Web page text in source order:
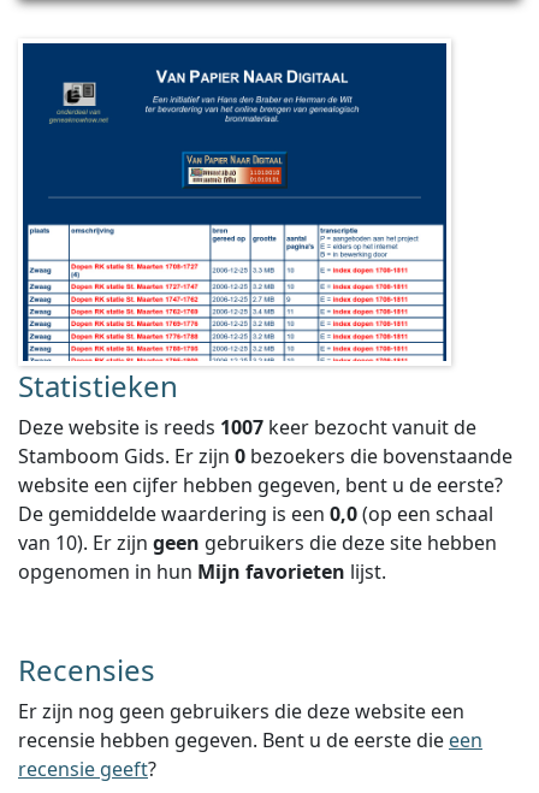
Statistieken
Deze website is reeds 1007 keer bezocht vanuit de
Stamboom Gids. Er zijn 0 bezoekers die bovenstaande
website een cijfer hebben gegeven, bent u de eerste?
De gemiddelde waardering is een 0,0(op een schaal
van 10). Er zijn geen gebruikers die deze site hebben
opgenomen in hun Mijn favorieten lijst.
Recensies
Er zijn nog geen gebruikers die deze website een
recensie hebben gegeven. Bent u de eerste die een
recensie geeft?